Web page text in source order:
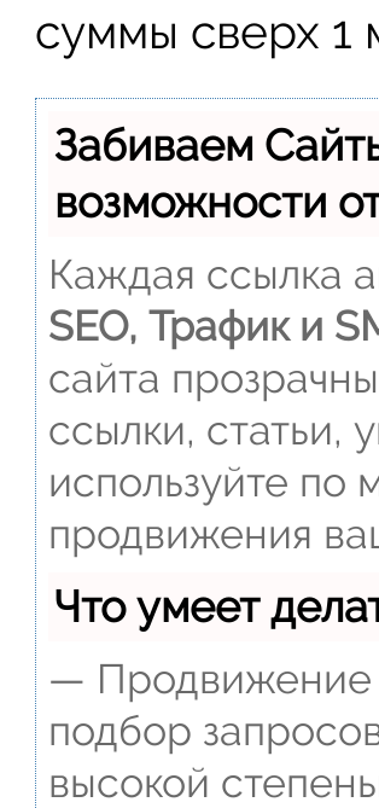
суммы сверх 1
Забиваем
возможности
Каждая ссылка
SEO, Трафик и
сайта
ссылки, статьи,
используйте по
продвижения
Что умеет
— Продвижение
подбор
высокой